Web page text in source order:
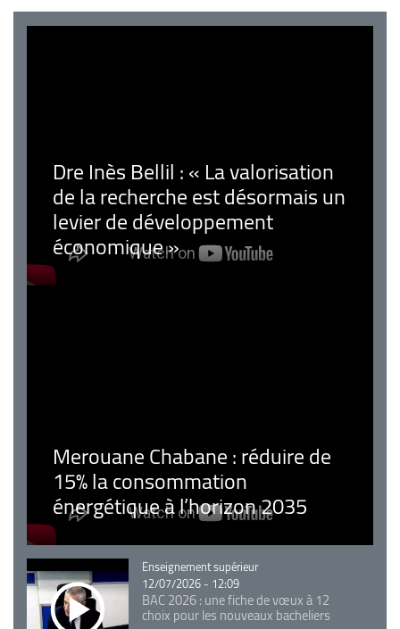
Dre Inès Bellil : « La valorisation
de la recherche est désormais un
levier de développement
économique »
Merouane Chabane : réduire de
15% la consommation
énergétique à l’horizon 2035
Catégorie
Enseignement supérieur
12/07/2026 - 12:09
BAC 2026 : une fiche de vœux à 12
choix pour les nouveaux bacheliers